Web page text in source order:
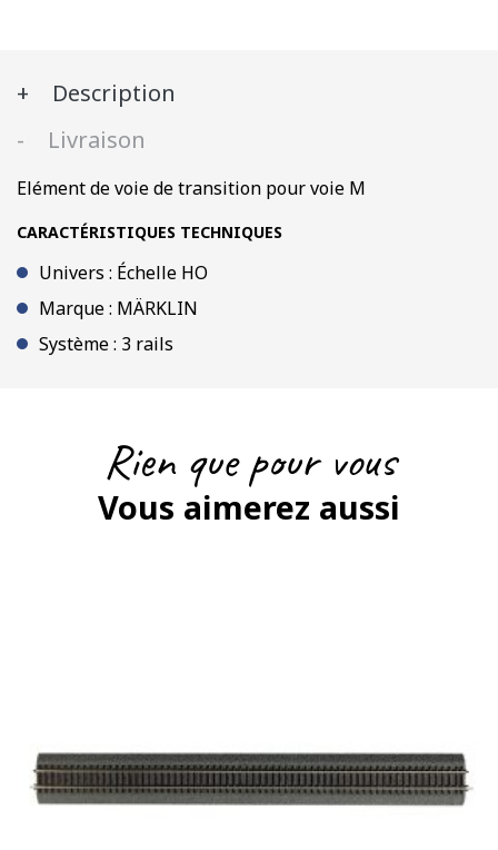
M
Description
Livraison
Elément de voie de transition pour voie M
CARACTÉRISTIQUES TECHNIQUES
Univers : Échelle HO
Marque : MÄRKLIN
Système : 3 rails
Rien que pour vous
Vous aimerez aussi